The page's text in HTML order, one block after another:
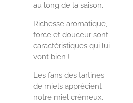
au long de la saison.
Richesse aromatique,
force et douceur sont
caractéristiques qui lui
vont bien !
Les fans des tartines
de miels apprécient
notre miel crémeux.